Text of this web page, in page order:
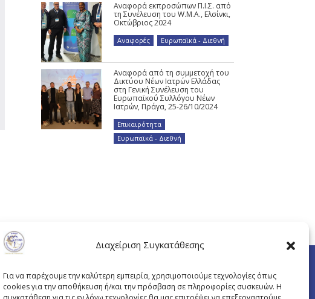
Διαχείριση Συγκατάθεσης
Για να παρέχουμε την καλύτερη εμπειρία, χρησιμοποιούμε τεχνολογίες όπως
cookies για την αποθήκευση ή/και την πρόσβαση σε πληροφορίες συσκευών. Η
Αναφορά εκπροσώπων Π.Ι.Σ. από
τη Συνέλευση του W.M.A., Ελσίνκι,
Οκτώβριος 2024
Αναφορές Ευρωπαϊκά - Διεθνή
Αναφορά από τη συμμετοχή του
Δικτύου Νέων Ιατρών Ελλάδας
στη Γενική Συνέλευση του
Ευρωπαϊκού Συλλόγου Νέων
Ιατρών, Πράγα, 25-26/10/2024
Επικαιρότητα
Ευρωπαϊκά - Διεθνή